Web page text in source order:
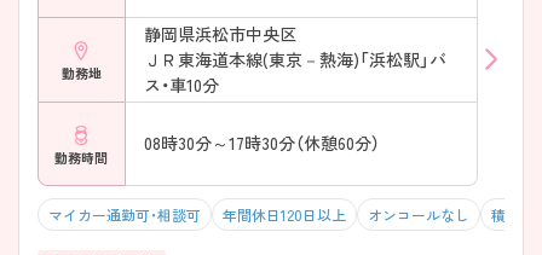
勤務地
静岡県浜松市中央区
ＪＲ東海道本線(東京－熱海)「浜松駅」バ
ス・車10分
勤務時間
08時30分～17時30分（休憩60分）
マイカー通勤可・相談可 年間休日120日以上 オンコールなし 積極採